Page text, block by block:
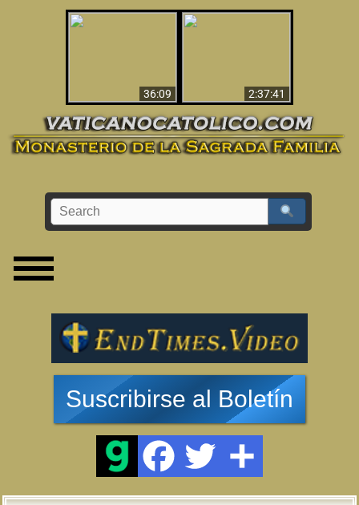
36:09
2:37:41
Suscribirse al Boletín